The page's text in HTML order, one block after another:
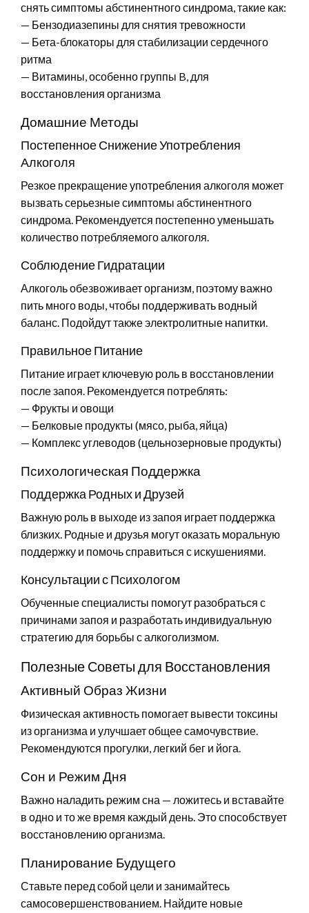
снять симптомы абстинентного синдрома, такие как:
— Бензодиазепины для снятия тревожности
— Бета-блокаторы для стабилизации сердечного
ритма
— Витамины, особенно группы B, для
восстановления организма
Домашние Методы
Постепенное Снижение Употребления
Алкоголя
Резкое прекращение употребления алкоголя может
вызвать серьезные симптомы абстинентного
синдрома. Рекомендуется постепенно уменьшать
количество потребляемого алкоголя.
Соблюдение Гидратации
Алкоголь обезвоживает организм, поэтому важно
пить много воды, чтобы поддерживать водный
баланс. Подойдут также электролитные напитки.
Правильное Питание
Питание играет ключевую роль в восстановлении
после запоя. Рекомендуется потреблять:
— Фрукты и овощи
— Белковые продукты (мясо, рыба, яйца)
— Комплекс углеводов (цельнозерновые продукты)
Психологическая Поддержка
Поддержка Родных и Друзей
Важную роль в выходе из запоя играет поддержка
близких. Родные и друзья могут оказать моральную
поддержку и помочь справиться с искушениями.
Консультации с Психологом
Обученные специалисты помогут разобраться с
причинами запоя и разработать индивидуальную
стратегию для борьбы с алкоголизмом.
Полезные Советы для Восстановления
Активный Образ Жизни
Физическая активность помогает вывести токсины
из организма и улучшает общее самочувствие.
Рекомендуются прогулки, легкий бег и йога.
Сон и Режим Дня
Важно наладить режим сна — ложитесь и вставайте
в одно и то же время каждый день. Это способствует
восстановлению организма.
Планирование Будущего
Ставьте перед собой цели и занимайтесь
самосовершенствованием. Найдите новые